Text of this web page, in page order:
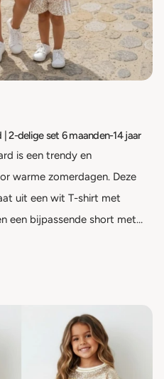
2-delige set 6 maanden-14 jaar
is een trendy en
warme zomerdagen. Deze
uit een wit T-shirt met
een bijpassende short met…